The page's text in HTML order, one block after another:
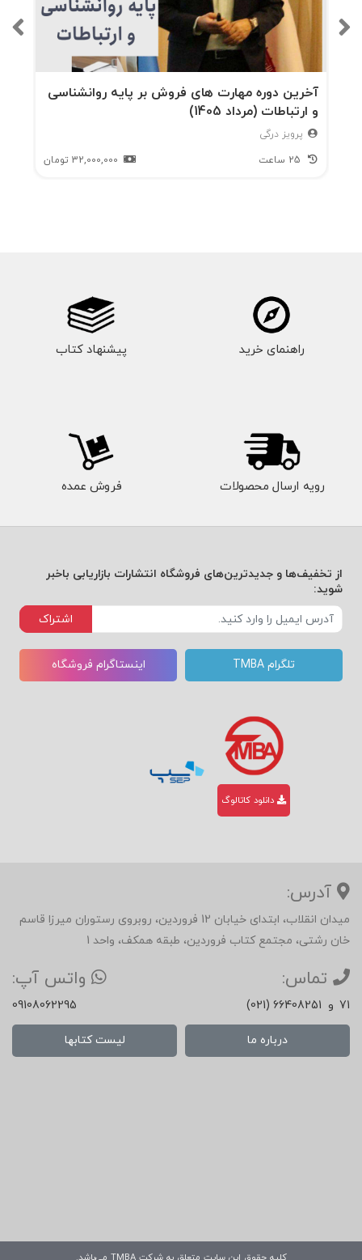
آخرین دوره مهارت های فروش بر پایه روانشناسی
و ارتباطات (مرداد 1405)
پرویز درگی
32,000,000 تومان
راهنمای خرید پیشنهاد کتاب
رویه ارسال محصولات فروش عمده
از تخفیف‌ها و جدیدترین‌های فروشگاه انتشارات بازاریابی باخبر
شوید:
اشتراک
تلگرام TMBA اینستاگرام فروشگاه
دانلود کاتالوگ
آدرس:
میدان انقلاب، ابتدای خیابان 12 فروردین، روبروی رستوران میرزا قاسم
خان رشتی، مجتمع کتاب فروردین، طبقه همکف، واحد 1
تماس:
(021) 66408251 و 71
واتس آپ:
09108062295
درباره ما لیست کتابها